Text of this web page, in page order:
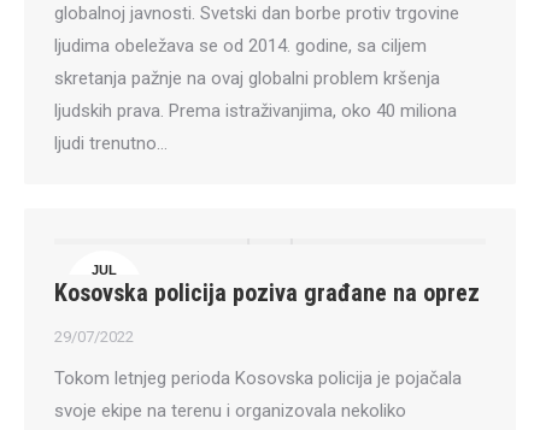
globalnoj javnosti. Svetski dan borbe protiv trgovine
ljudima obeležava se od 2014. godine, sa ciljem
skretanja pažnje na ovaj globalni problem kršenja
ljudskih prava. Prema istraživanjima, oko 40 miliona
ljudi trenutno…
JUL
29
Kosovska policija poziva građane na oprez
29/07/2022
Tokom letnjeg perioda Kosovska policija je pojačala
svoje ekipe na terenu i organizovala nekoliko